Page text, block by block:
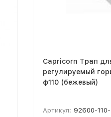
Capricorn Трап
регулируемый
ф110 (бежевый)
Артикул: 92600-